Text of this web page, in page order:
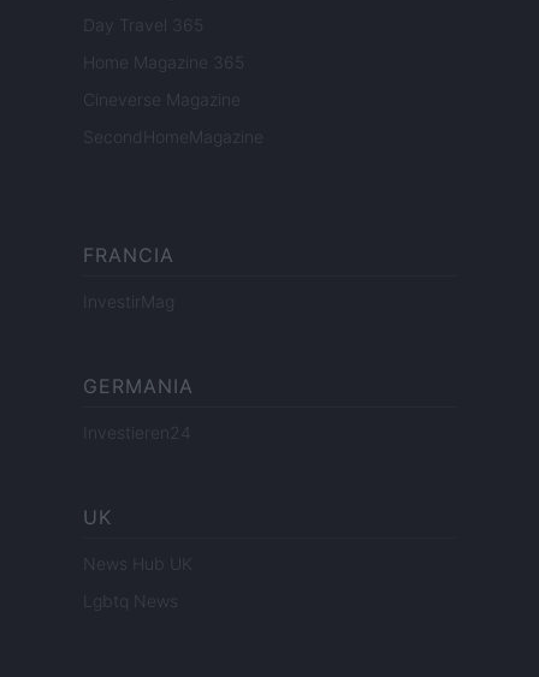
Day Travel 365
Home Magazine 365
Cineverse Magazine
SecondHomeMagazine
FRANCIA
InvestirMag
GERMANIA
Investieren24
UK
News Hub UK
Lgbtq News